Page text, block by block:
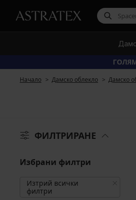
Начало Дамско облекло Дамско
ФИЛТРИРАНЕ
Избрани филтри
Изтрий всички
филтри